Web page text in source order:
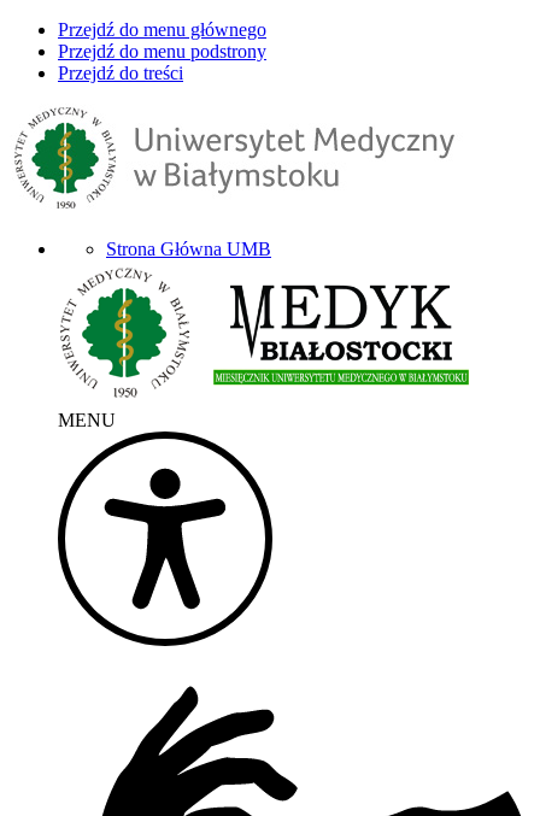
Przejdź do menu głównego
Przejdź do menu podstrony
Przejdź do treści
Strona Główna UMB
MENU